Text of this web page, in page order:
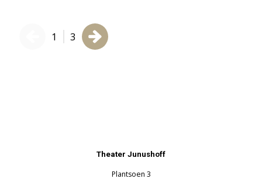
1 3
Theater Junushoff
Plantsoen 3